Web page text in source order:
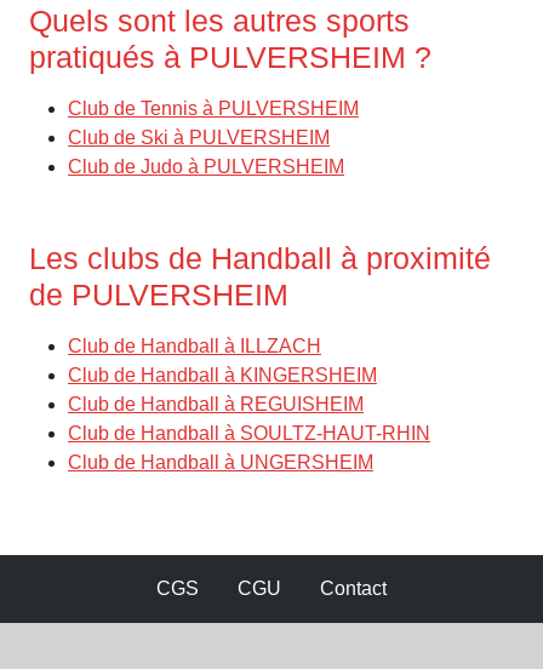
Quels sont les autres sports
pratiqués à PULVERSHEIM ?
Club de Tennis à PULVERSHEIM
Club de Ski à PULVERSHEIM
Club de Judo à PULVERSHEIM
Les clubs de Handball à proximité
de PULVERSHEIM
Club de Handball à ILLZACH
Club de Handball à KINGERSHEIM
Club de Handball à REGUISHEIM
Club de Handball à SOULTZ-HAUT-RHIN
Club de Handball à UNGERSHEIM
CGS CGU Contact